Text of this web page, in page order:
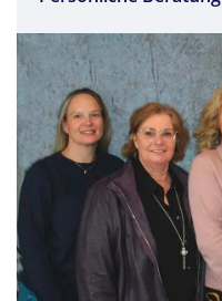
Facebook
Twitter
WhatsApp
Telegram